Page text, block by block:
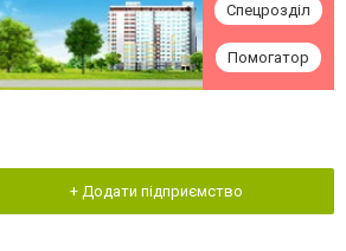
Спецрозділ
Помогатор
+ Додати підприємство